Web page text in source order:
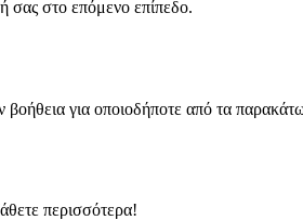
σας στο επόμενο επίπεδο.
για οποιοδήποτε από τα
περισσότερα!